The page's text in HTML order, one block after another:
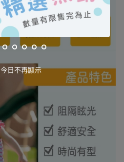
今日不再顯示